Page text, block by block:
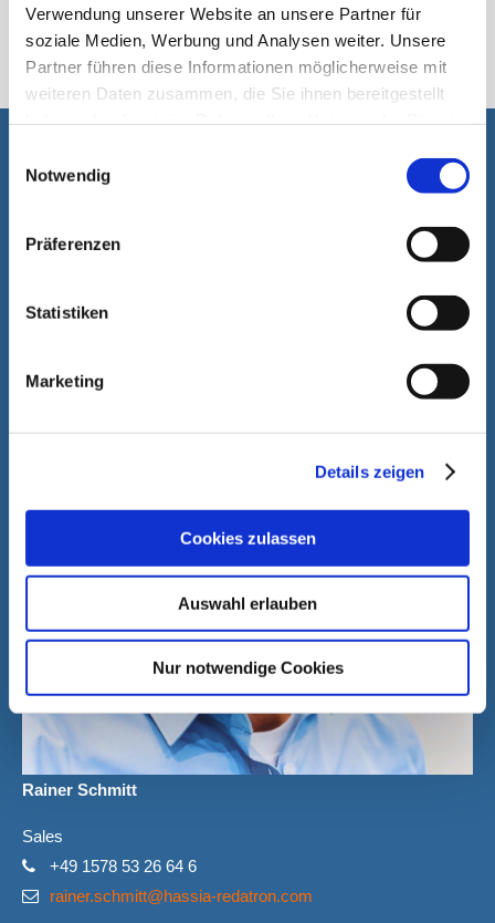
Verwendung unserer Website an unsere Partner für
soziale Medien, Werbung und Analysen weiter. Unsere
Partner führen diese Informationen möglicherweise mit
weiteren Daten zusammen, die Sie ihnen bereitgestellt
Notwendig
Präferenzen
Statistiken
Marketing
Details zeigen
Cookies zulassen
Auswahl erlauben
Nur notwendige Cookies
ہماری پیکیجنگ مشینیں۔
آپ کی مدد ہماری لئے خوشی کا باعٖث ہے۔
Rainer Schmitt
Sales
+49 1578 53 26 64 6
rainer.schmitt@hassia-redatron.com